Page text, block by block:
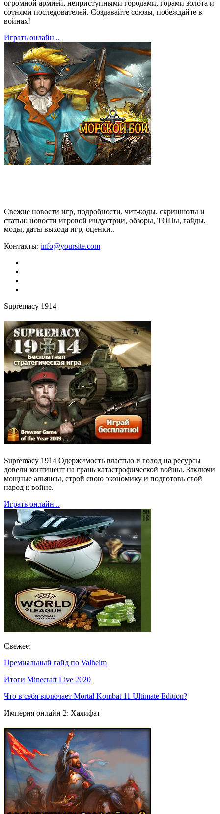
огромной армией, неприступными городами, горами золота и
сотнями последователей. Создавайте союзы, побеждайте в
войнах!
Играть онлайн...
Свежие новости игр, подробности, чит-коды, скриншоты и
статьи: новости игровой индустрии, обзоры, ТОПы, гайды,
моды, даты выхода игр, оценки..
Контакты: info@yoursite.com
Supremacy 1914
Supremacy 1914 Одержимость властью и голод на ресурсы
довели континент на грань катастрофической войны. Заключи
мощные альянсы, строй свою экономику и подготовь свой
народ к войне.
Играть онлайн...
Свежее:
Премиальный гайд по Valheim
Итоги Minecraft Live 2020
Что в себя включает Mortal Kombat 11 Ultimate Edition?
Империя онлайн 2: Халифат